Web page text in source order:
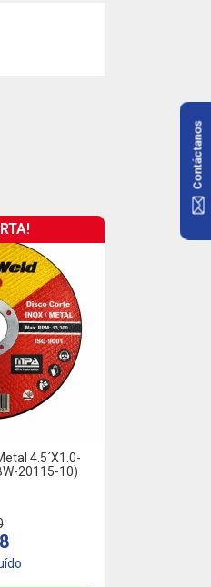
4.5´x1.0-
20115-10)
Contáctanos